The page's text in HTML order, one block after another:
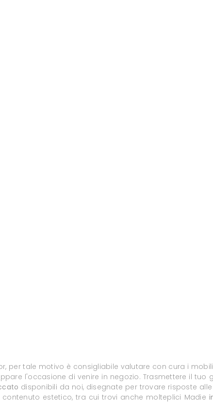
per tale motivo è consigliabile valutare con cura i
l'occasione di venire in negozio. Trasmettere il tuo
disponibili da noi, disegnate per trovare risposte
estetico, tra cui trovi anche molteplici Madie